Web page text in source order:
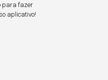
para fazer
aplicativo!